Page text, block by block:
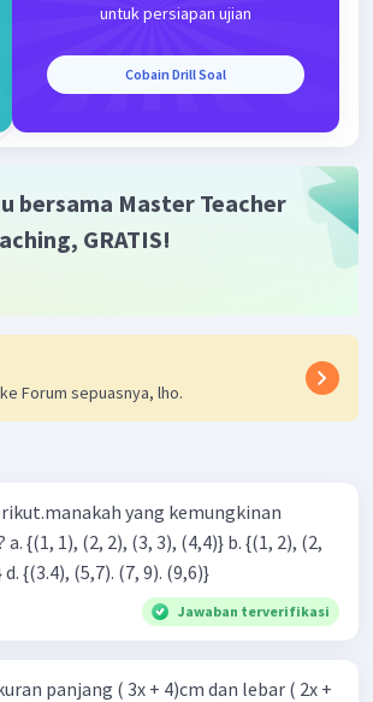
untuk persiapan ujian
Cobain Drill Soal
bersama Master Teacher
GRATIS!
Forum sepuasnya, lho.
yang kemungkinan
3), (3, 4). (4,5)} c. {(2,7). (4,8). (6,9). (8,7)} d. {(3.4), (5,7). (7, 9). (9,6)}
Jawaban terverifikasi
panjang ( 3x + 4)cm dan lebar ( 2x +